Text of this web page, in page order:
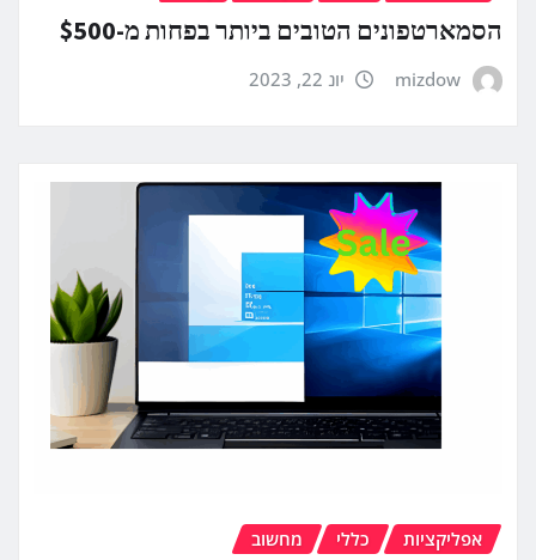
הסמארטפונים הטובים ביותר בפחות מ-$500
mizdow יונ 22, 2023
אפליקציות כללי מחשוב